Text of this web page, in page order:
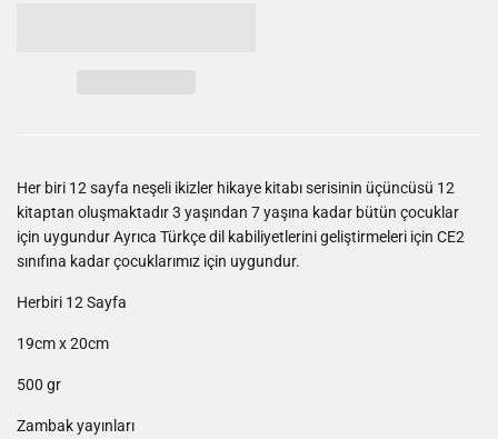
Her biri 12 sayfa neşeli ikizler hikaye kitabı serisinin üçüncüsü 12
kitaptan oluşmaktadır 3 yaşından 7 yaşına kadar bütün çocuklar
için uygundur Ayrıca Türkçe dil kabiliyetlerini geliştirmeleri için CE2
sınıfına kadar çocuklarımız için uygundur.
Herbiri 12 Sayfa
19cm x 20cm
500 gr
Zambak yayınları